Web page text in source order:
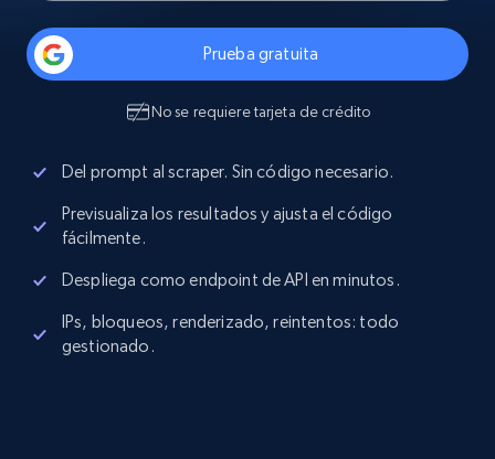
Prueba gratuita
No se requiere tarjeta de crédito
Del prompt al scraper. Sin código necesario.
Previsualiza los resultados y ajusta el código
fácilmente.
Despliega como endpoint de API en minutos.
IPs, bloqueos, renderizado, reintentos: todo
gestionado.